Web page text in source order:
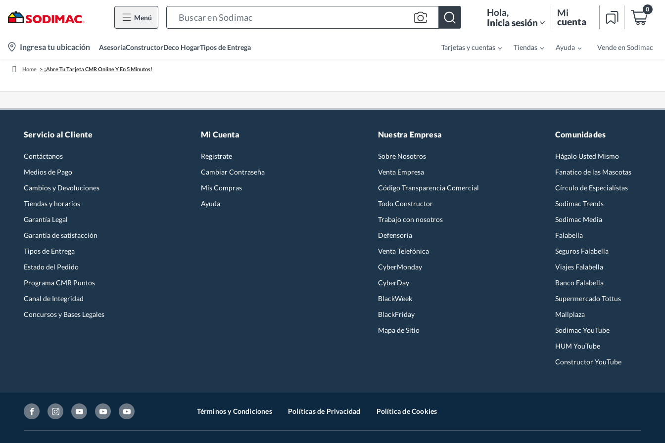
Menú Hola,
Inicia sesión
Mi
cuenta
0
location-
Ingresa tu ubicación AsesoríaConstructorDeco HogarTipos de Entrega Tarjetas y cuentas Tiendas Ayuda Vende en Sodimac
Home ¡Abre Tu Tarjeta CMR Online Y En 5 Minutos!
Servicio al Cliente
Contáctanos
Medios de Pago
Cambios y Devoluciones
Tiendas y horarios
Garantía Legal
Garantía de satisfacción
Tipos de Entrega
Estado del Pedido
Programa CMR Puntos
Canal de Integridad
Concursos y Bases Legales
Mi Cuenta
Registrate
Cambiar Contraseña
Mis Compras
Ayuda
Nuestra Empresa
Sobre Nosotros
Venta Empresa
Código Transparencia Comercial
Todo Constructor
Trabajo con nosotros
Defensoría
Venta Telefónica
CyberMonday
CyberDay
BlackWeek
BlackFriday
Mapa de Sitio
Comunidades
Hágalo Usted Mismo
Fanatico de las Mascotas
Círculo de Especialístas
Sodimac Trends
Sodimac Media
Falabella
Seguros Falabella
Viajes Falabella
Banco Falabella
Supermercado Tottus
Mallplaza
Sodimac YouTube
HUM YouTube
Constructor YouTube
Términos y Condiciones Políticas de Privacidad Política de Cookies